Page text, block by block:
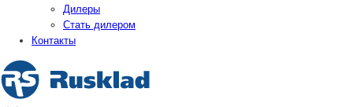
Дилеры
Стать дилером
Контакты